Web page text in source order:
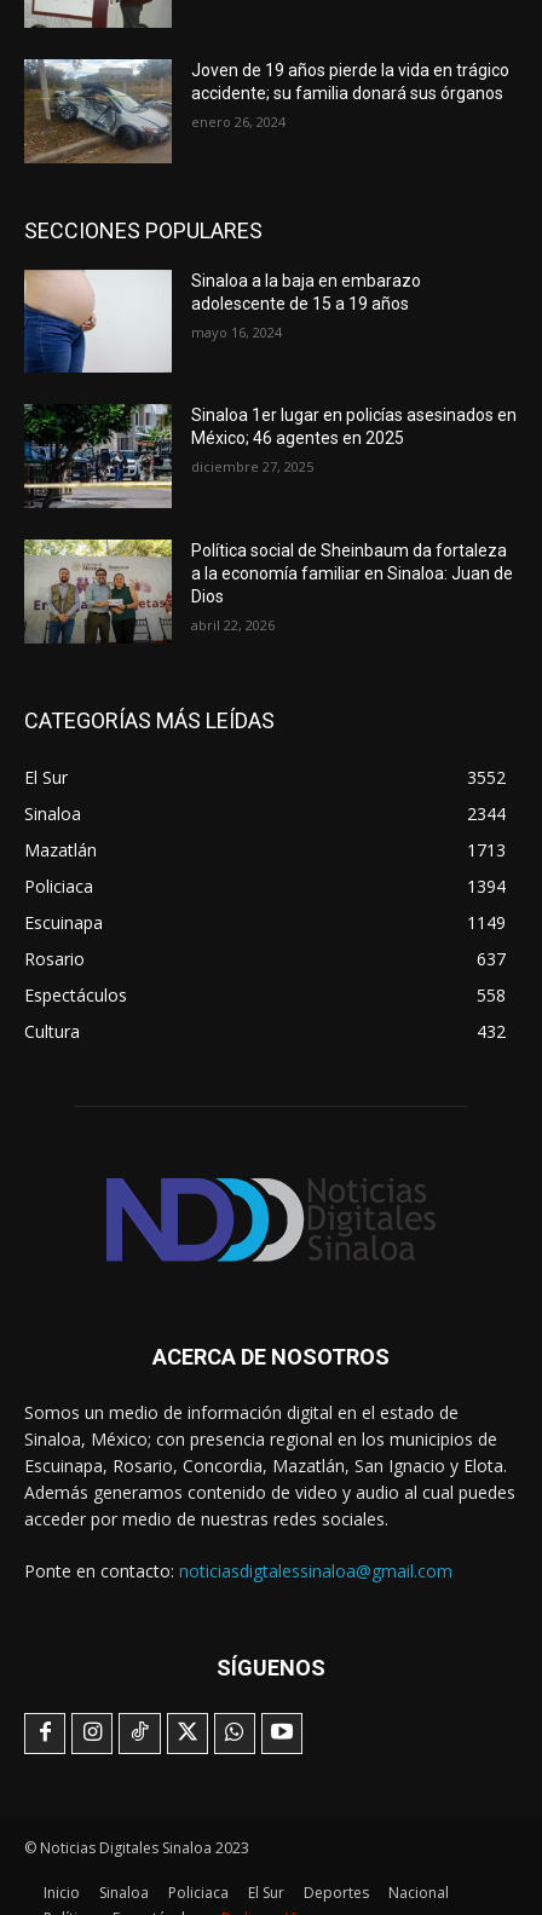
Joven de 19 años pierde la vida en trágico
accidente; su familia donará sus órganos
enero 26, 2024
SECCIONES POPULARES
Sinaloa a la baja en embarazo
adolescente de 15 a 19 años
mayo 16, 2024
Sinaloa 1er lugar en policías asesinados en
México; 46 agentes en 2025
diciembre 27, 2025
Política social de Sheinbaum da fortaleza
a la economía familiar en Sinaloa: Juan de
Dios
abril 22, 2026
CATEGORÍAS MÁS LEÍDAS
El Sur
3552
Sinaloa
2344
Mazatlán
1713
Policiaca
1394
Escuinapa
1149
Rosario
637
Espectáculos
558
Cultura
432
ACERCA DE NOSOTROS
Somos un medio de información digital en el estado de
Sinaloa, México; con presencia regional en los municipios de
Escuinapa, Rosario, Concordia, Mazatlán, San Ignacio y Elota.
Además generamos contenido de video y audio al cual puedes
acceder por medio de nuestras redes sociales.
Ponte en contacto: noticiasdigtalessinaloa@gmail.com
SÍGUENOS
© Noticias Digitales Sinaloa 2023
Inicio Sinaloa Policiaca El Sur Deportes
Nacional